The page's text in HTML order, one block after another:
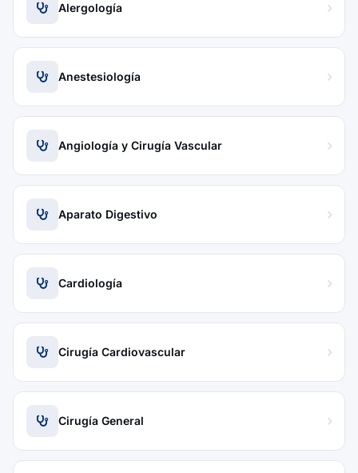
Alergología
Anestesiología
Angiología y Cirugía Vascular
Aparato Digestivo
Cardiología
Cirugía Cardiovascular
Cirugía General